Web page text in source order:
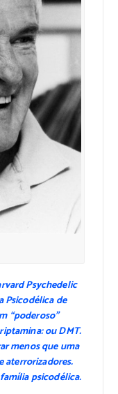
Psychedelic
Psicodélica de
“poderoso”
ou DMT.
menos que uma
aterrorizadores.
psicodélica.